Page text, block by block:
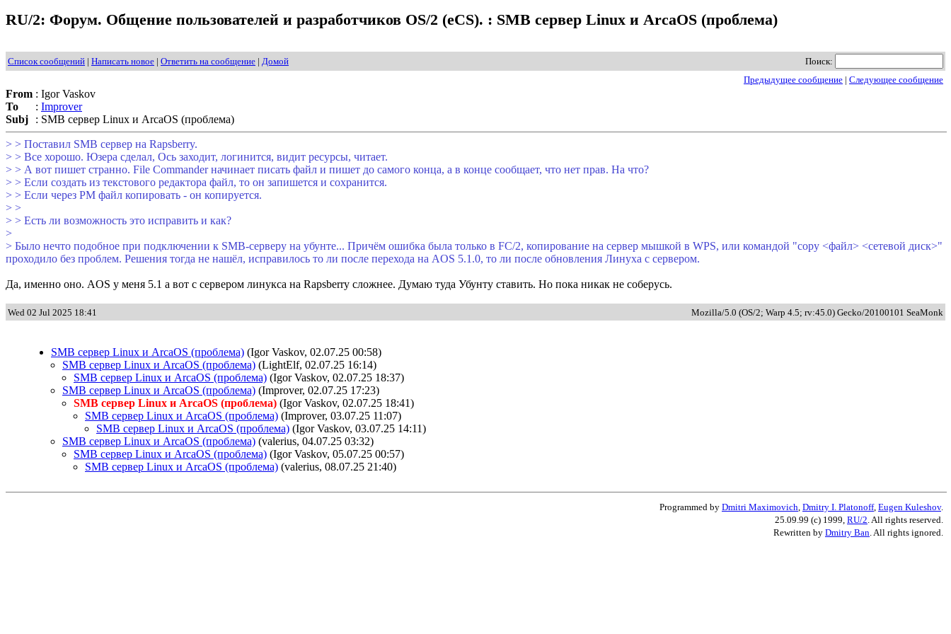
RU/2: Форум. Общение пользователей и разработчиков OS/2 (eCS). : SMB сервер Linux и ArcaOS (проблема)
Список сообщений | Написать новое | Ответить на сообщение | Домой
Поиск:
Предыдущее сообщение | Следующее сообщение
From : Igor Vaskov
To
: Improver
Subj
: SMB сервер Linux и ArcaOS (проблема)
> > Поставил SMB сервер на Rapsberry.
> > Все хорошо. Юзера сделал, Ось заходит, логинится, видит ресурсы, читает.
> > А вот пишет странно. File Commander начинает писать файл и пишет до самого конца, а в конце сообщает, что нет прав. На что?
> > Если создать из текстового редактора файл, то он запишется и сохранится.
> > Если через PM файл копировать - он копируется.
> >
> > Есть ли возможность это исправить и как?
>
> Было нечто подобное при подключении к SMB-серверу на убунте... Причём ошибка была только в FC/2, копирование на сервер мышкой в WPS, или командой "copy <файл> <сетевой диск>"
проходило без проблем. Решения тогда не нашёл, исправилось то ли после перехода на AOS 5.1.0, то ли после обновления Линуха с сервером.
Да, именно оно. AOS у меня 5.1 а вот с сервером линукса на Rapsberry сложнее. Думаю туда Убунту ставить. Но пока никак не соберусь.
Wed 02 Jul 2025 18:41 Mozilla/5.0 (OS/2; Warp 4.5; rv:45.0) Gecko/20100101 SeaMonk
SMB сервер Linux и ArcaOS (проблема) (Igor Vaskov, 02.07.25 00:58)
SMB сервер Linux и ArcaOS (проблема) (LightElf, 02.07.25 16:14)
SMB сервер Linux и ArcaOS (проблема) (Igor Vaskov, 02.07.25 18:37)
SMB сервер Linux и ArcaOS (проблема) (Improver, 02.07.25 17:23)
SMB сервер Linux и ArcaOS (проблема) (Igor Vaskov, 02.07.25 18:41)
SMB сервер Linux и ArcaOS (проблема) (Improver, 03.07.25 11:07)
SMB сервер Linux и ArcaOS (проблема) (Igor Vaskov, 03.07.25 14:11)
SMB сервер Linux и ArcaOS (проблема) (valerius, 04.07.25 03:32)
SMB сервер Linux и ArcaOS (проблема) (Igor Vaskov, 05.07.25 00:57)
SMB сервер Linux и ArcaOS (проблема) (valerius, 08.07.25 21:40)
Programmed by Dmitri Maximovich, Dmitry I. Platonoff, Eugen Kuleshov.
25.09.99 (c) 1999, RU/2. All rights reserved.
Rewritten by Dmitry Ban. All rights ignored.